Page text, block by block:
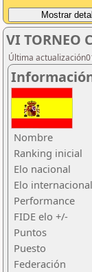
VI TORNEO
Última
Nombre
Ranking inicial
Elo nacional
Elo internacional
Performance
FIDE elo +/-
Puntos
Puesto
Federación